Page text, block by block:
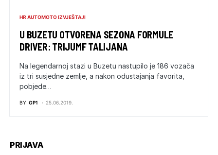
HR AUTOMOTO IZVJEŠTAJI
U BUZETU OTVORENA SEZONA FORMULE
DRIVER: TRIJUMF TALIJANA
Na legendarnoj stazi u Buzetu nastupilo je 186 vozača
iz tri susjedne zemlje, a nakon odustajanja favorita,
pobjede…
BY GP1 25.06.2019.
PRIJAVA